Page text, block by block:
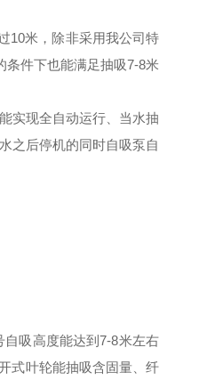
10米，除非采用我公司特
条件下也能满足抽吸7-8米
实现全自动运行、当水抽
之后停机的同时自吸泵自
吸高度能达到7-8米左右
式叶轮能抽吸含固量、纤